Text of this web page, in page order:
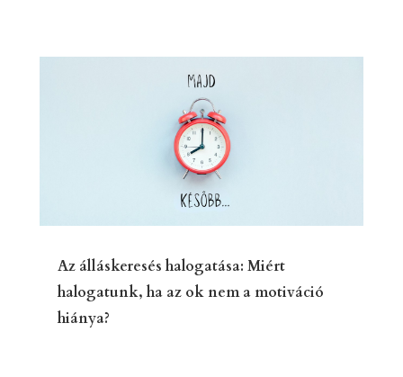
Az álláskeresés halogatása: Miért
halogatunk, ha az ok nem a motiváció
hiánya?